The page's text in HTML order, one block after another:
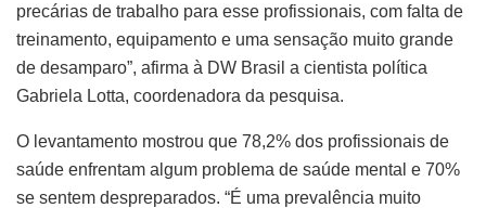
precárias de trabalho para esse profissionais, com falta de
treinamento, equipamento e uma sensação muito grande
de desamparo”, afirma à DW Brasil a cientista política
Gabriela Lotta, coordenadora da pesquisa.
O levantamento mostrou que 78,2% dos profissionais de
saúde enfrentam algum problema de saúde mental e 70%
se sentem despreparados. “É uma prevalência muito